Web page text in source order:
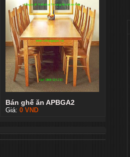
Bán ghế ăn APBGA2
Giá: 0 VND